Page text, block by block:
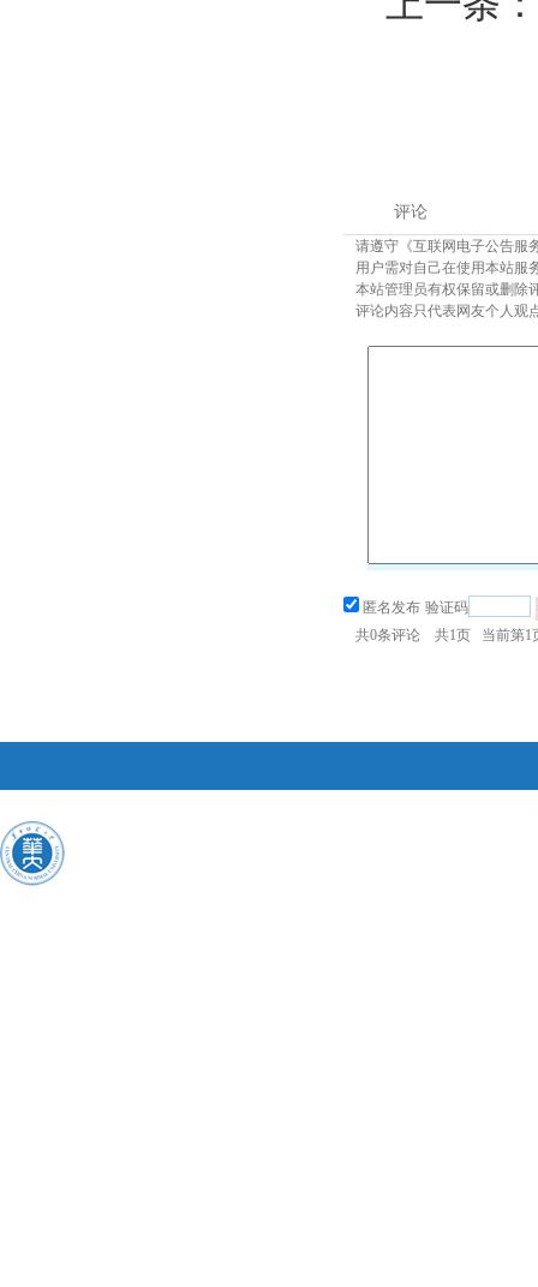
评论
请遵守《互联网电子公告服
用户需对自己在使用本站服
本站管理员有权保留或删除
评论内容只代表网友个人观
匿名发布 验证码
共0条评论 共1页 当前第1